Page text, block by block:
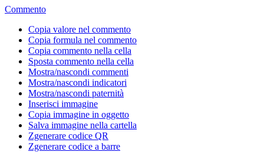
Commento
Copia valore nel commento
Copia formula nel commento
Copia commento nella cella
Sposta commento nella cella
Mostra/nascondi commenti
Mostra/nascondi indicatori
Mostra/nascondi paternità
Inserisci immagine
Copia immagine in oggetto
Salva immagine nella cartella
Zgenerare codice QR
Zgenerare codice a barre